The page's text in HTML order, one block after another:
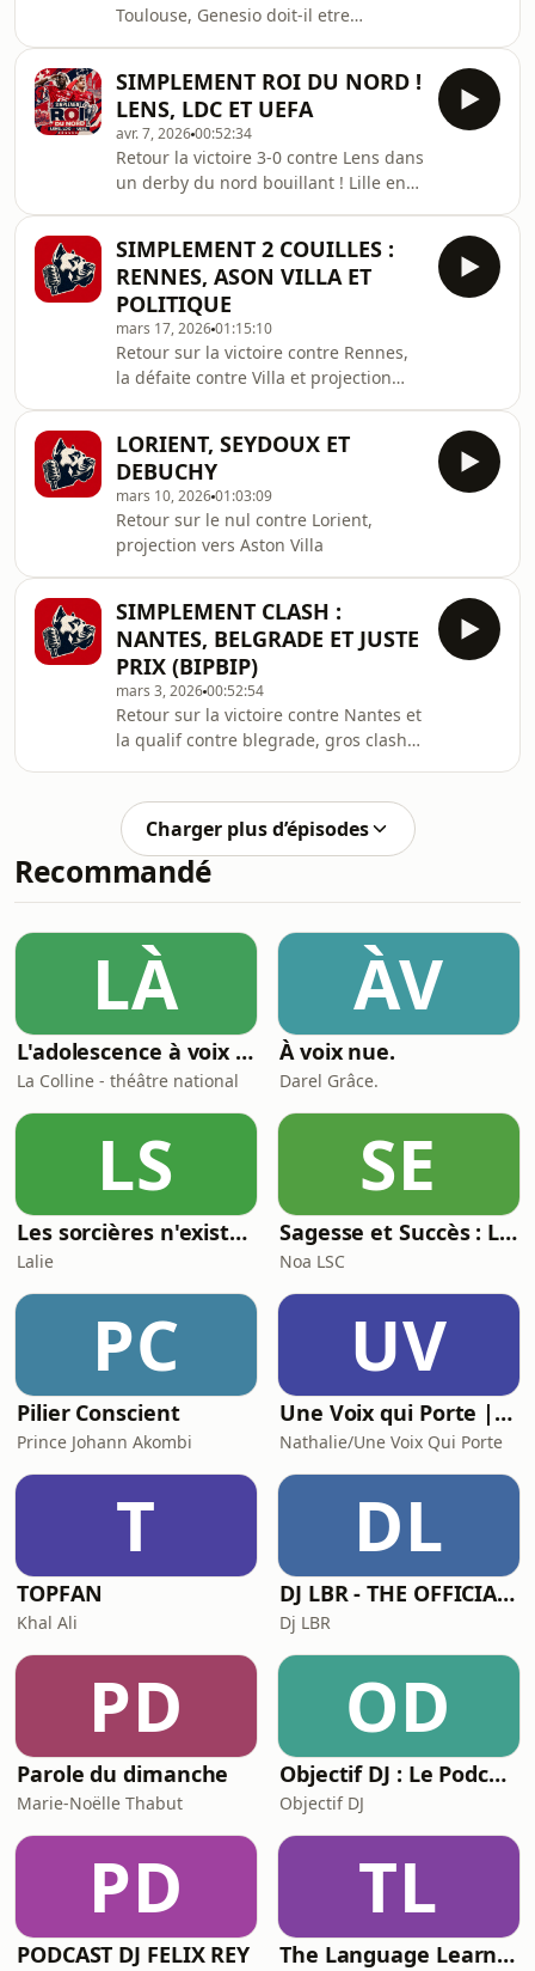
Toulouse, Genesio doit-il etre
SIMPLEMENT ROI DU NORD !
LENS, LDC ET UEFA
avr. 7, 202600:52:34
Retour la victoire 3-0 contre Lens dans
un derby du nord bouillant ! Lille en
SIMPLEMENT 2 COUILLES :
RENNES, ASON VILLA ET
POLITIQUE
mars 17, 202601:15:10
Retour sur la victoire contre Rennes,
la défaite contre Villa et projection
LORIENT, SEYDOUX ET
DEBUCHY
mars 10, 202601:03:09
Retour sur le nul contre Lorient,
projection vers Aston Villa
SIMPLEMENT CLASH :
NANTES, BELGRADE ET JUSTE
PRIX (BIPBIP)
mars 3, 202600:52:54
Retour sur la victoire contre Nantes et
la qualif contre blegrade, gros clash
8e de finale d&#39;Europa League et
Balec pas Balec !
Charger plus d’épisodes
Recommandé
LÀ
L'adolescence à voix haute
La Colline - théâtre national
ÀV
À voix nue.
Darel Grâce.
LS
Les sorcières n'existent pas
Lalie
SE
Sagesse et Succès : Le Podcast du Lifestyle Inspirant
Noa LSC
PC
Pilier Conscient
Prince Johann Akombi
UV
Une Voix qui Porte | Podcast
Nathalie/Une Voix Qui Porte
T
TOPFAN
Khal Ali
DL
DJ LBR - THE OFFICIAL PODCAST
Dj LBR
PD
Parole du dimanche
Marie-Noëlle Thabut
OD
Objectif DJ : Le Podcast
Objectif DJ
PD
PODCAST DJ FELIX REY
TL
The Language Learner